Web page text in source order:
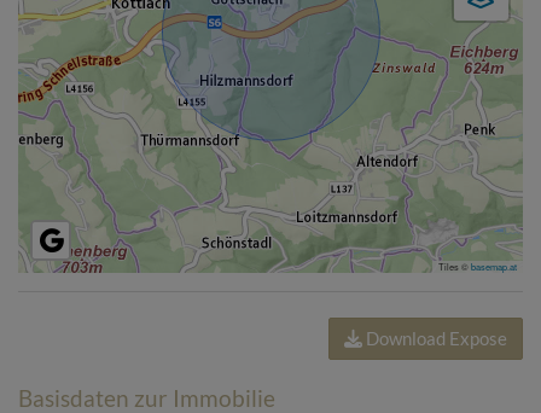
Tiles ©basemap.at
Download Expose
Basisdaten zur Immobilie